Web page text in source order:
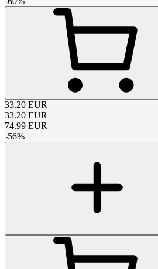
33.20 EUR
33.20 EUR
74.99 EUR
-56%